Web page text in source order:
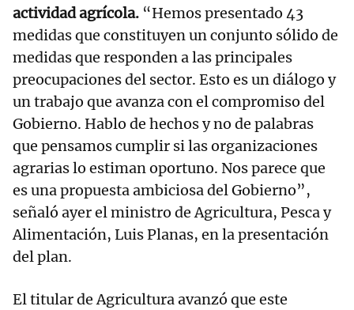
actividad agrícola. “Hemos presentado 43
medidas que constituyen un conjunto sólido de
medidas que responden a las principales
preocupaciones del sector. Esto es un diálogo y
un trabajo que avanza con el compromiso del
Gobierno. Hablo de hechos y no de palabras
que pensamos cumplir si las organizaciones
agrarias lo estiman oportuno. Nos parece que
es una propuesta ambiciosa del Gobierno”,
señaló ayer el ministro de Agricultura, Pesca y
Alimentación, Luis Planas, en la presentación
del plan.
El titular de Agricultura avanzó que este